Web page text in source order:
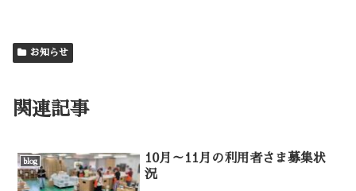
お知らせ
関連記事
blog
10月～11月の利用者さま募集状
況